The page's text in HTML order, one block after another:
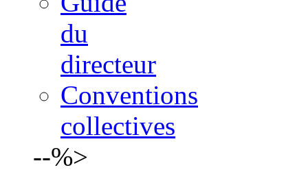
du
directeur
Conventions
collectives
--%>